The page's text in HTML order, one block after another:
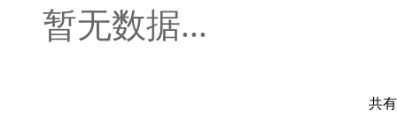
暂无数据...
共